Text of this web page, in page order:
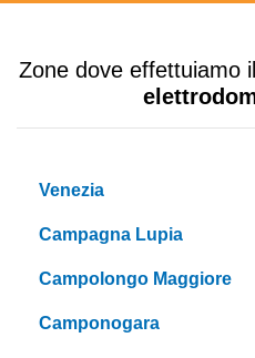
Zone dove effettuiamo
Venezia
Campagna Lupia
Campolongo Maggiore
Camponogara